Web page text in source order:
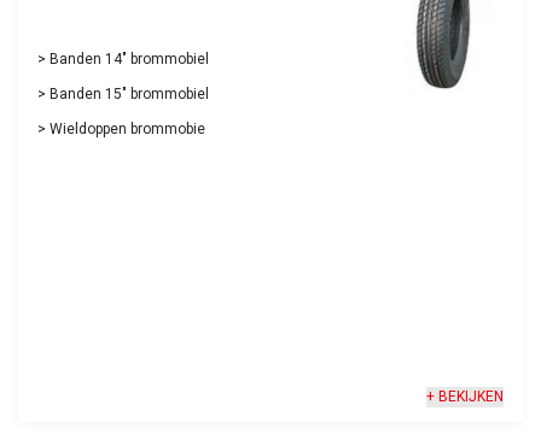
> Banden 14" brommobiel
> Banden 15" brommobiel
> Wieldoppen brommobie
+ BEKIJKEN